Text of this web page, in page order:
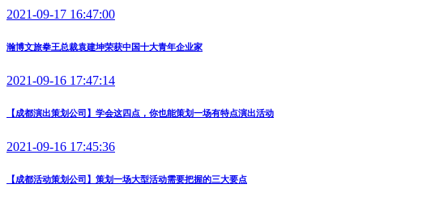
2021-09-17 16:47:00
瀚博文旅拳王总裁袁建坤荣获中国十大青年企业家
2021-09-16 17:47:14
【成都演出策划公司】学会这四点，你也能策划一场有特点演出活动
2021-09-16 17:45:36
【成都活动策划公司】策划一场大型活动需要把握的三大要点